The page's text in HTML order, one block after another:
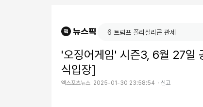
'오징어게임' 시즌3, 6월 27일
식입장]
엑스포츠뉴스 2025-01-30 23:58:54 신고